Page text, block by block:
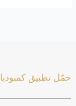
حمّل تطبيق كمبوديا